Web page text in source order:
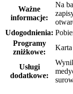
Ważne
informacje:
Na
Udogodnienia:
Programy
zniżkowe:
Usługi
dodatkowe: